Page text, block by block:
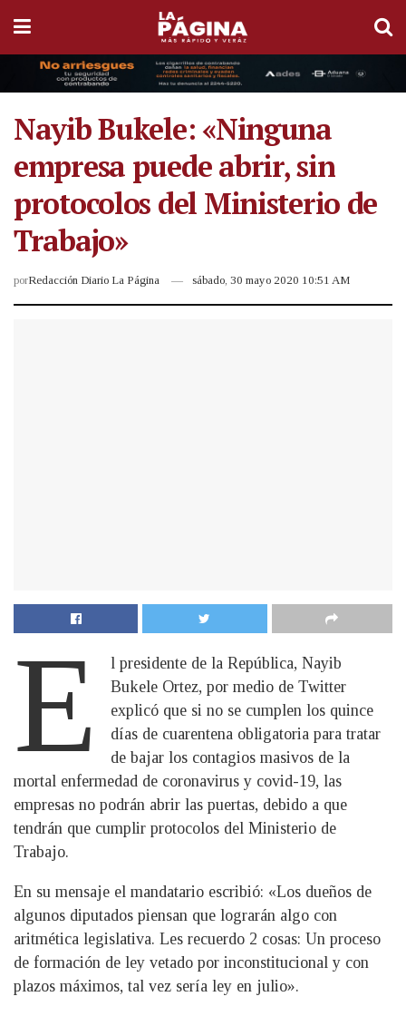
Nayib Bukele: «Ninguna
empresa puede abrir, sin
protocolos del Ministerio de
Trabajo»
porRedacción Diario La Página sábado, 30 mayo 2020 10:51 AM
E
l presidente de la República, Nayib
Bukele Ortez, por medio de Twitter
explicó que si no se cumplen los quince
días de cuarentena obligatoria para tratar
de bajar los contagios masivos de la
mortal enfermedad de coronavirus y covid-19, las
empresas no podrán abrir las puertas, debido a que
tendrán que cumplir protocolos del Ministerio de
Trabajo.
En su mensaje el mandatario escribió: «Los dueños de
algunos diputados piensan que lograrán algo con
aritmética legislativa. Les recuerdo 2 cosas: Un proceso
de formación de ley vetado por inconstitucional y con
plazos máximos, tal vez sería ley en julio».